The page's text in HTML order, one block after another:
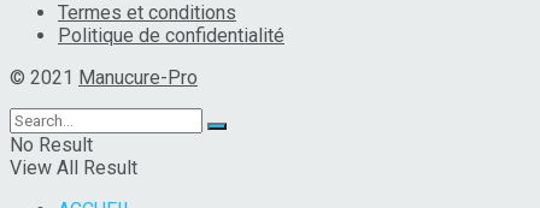
Termes et conditions
Politique de confidentialité
© 2021 Manucure-Pro
No Result
View All Result